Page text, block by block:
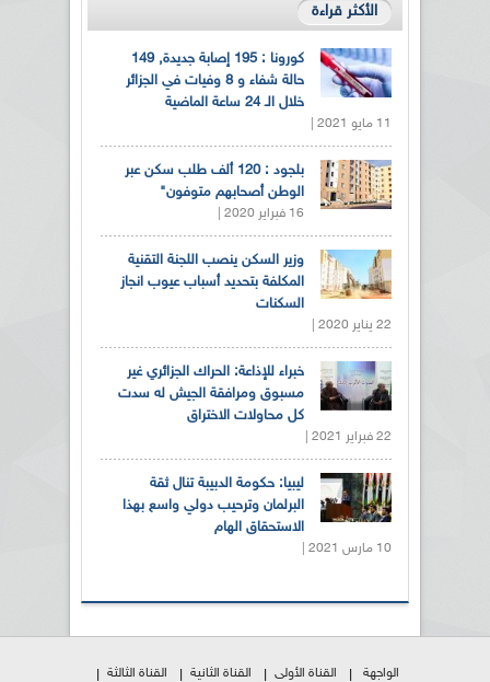
الأكثر قراءة
كورونا : 195 إصابة جديدة, 149
حالة شفاء و 8 وفيات في الجزائر
خلال الـ 24 ساعة الماضية
11 مايو 2021 |
بلجود : 120 ألف طلب سكن عبر
الوطن أصحابهم متوفون"
16 فبراير 2020 |
وزير السكن ينصب اللجنة التقنية
المكلفة بتحديد أسباب عيوب انجاز
السكنات
22 يناير 2020 |
خبراء للإذاعة: الحراك الجزائري غير
مسبوق ومرافقة الجيش له سدت
كل محاولات الاختراق
22 فبراير 2021 |
ليبيا: حكومة الدبيبة تنال ثقة
البرلمان وترحيب دولي واسع بهذا
الاستحقاق الهام
10 مارس 2021 |
الواجهة القناة الأولى القناة الثانية القناة الثالثة